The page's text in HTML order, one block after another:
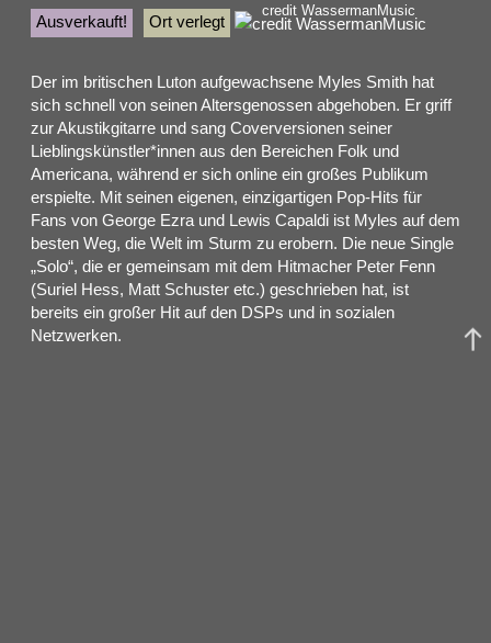
Ausverkauft! Ort verlegt
credit WassermanMusic
Der im britischen Luton aufgewachsene Myles Smith hat
sich schnell von seinen Altersgenossen abgehoben. Er griff
zur Akustikgitarre und sang Coverversionen seiner
Lieblingskünstler*innen aus den Bereichen Folk und
Americana, während er sich online ein großes Publikum
erspielte. Mit seinen eigenen, einzigartigen Pop-Hits für
Fans von George Ezra und Lewis Capaldi ist Myles auf dem
besten Weg, die Welt im Sturm zu erobern. Die neue Single
„Solo“, die er gemeinsam mit dem Hitmacher Peter Fenn
(Suriel Hess, Matt Schuster etc.) geschrieben hat, ist
bereits ein großer Hit auf den DSPs und in sozialen
Netzwerken.